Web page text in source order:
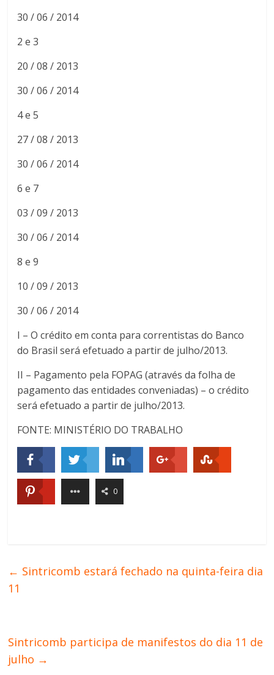
30 / 06 / 2014
2 e 3
20 / 08 / 2013
30 / 06 / 2014
4 e 5
27 / 08 / 2013
30 / 06 / 2014
6 e 7
03 / 09 / 2013
30 / 06 / 2014
8 e 9
10 / 09 / 2013
30 / 06 / 2014
I – O crédito em conta para correntistas do Banco
do Brasil será efetuado a partir de julho/2013.
II – Pagamento pela FOPAG (através da folha de
pagamento das entidades conveniadas) – o crédito
será efetuado a partir de julho/2013.
FONTE: MINISTÉRIO DO TRABALHO
0
← Sintricomb estará fechado na quinta-feira dia
11
Sintricomb participa de manifestos do dia 11 de
julho →